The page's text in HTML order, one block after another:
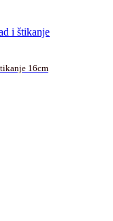
16cm﻿